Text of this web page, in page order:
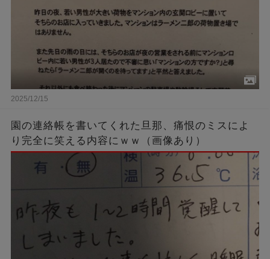
2025/12/15
園の連絡帳を書いてくれた旦那、痛恨のミスによ
り完全に笑える内容にｗｗ（画像あり）